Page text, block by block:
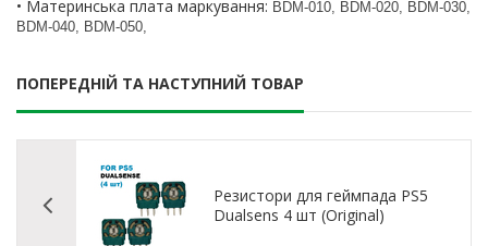
• Материнська плата маркування: BDM-010, BDM-020, BDM-030,
BDM-040, BDM-050,
ПОПЕРЕДНІЙ ТА НАСТУПНИЙ ТОВАР
Резистори для геймпада PS5
Dualsens 4 шт (Original)